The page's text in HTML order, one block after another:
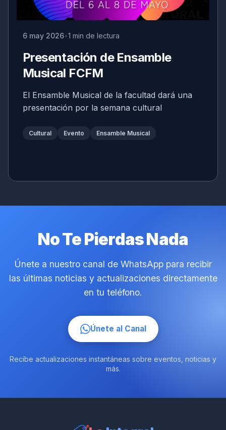
6 may 2026 1 min de lectura
Presentación de Ensamble
Musical FCFM
El Ensamble Musical de la facultad dará una
presentación por la semana cultural
Cultural Evento Ensamble Musical
No Te Pierdas Nada
Únete a nuestro canal de WhatsApp para recibir
las últimas noticias y actualizaciones directamente
en tu teléfono.
Únete al Canal
Recibe actualizaciones instantáneas sobre eventos, noticias y
más.